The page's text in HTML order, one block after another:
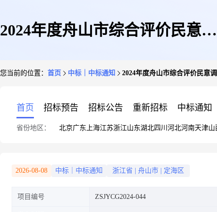
2024年度舟山市综合评价民意调
您当前的位置： 首页 中标｜中标通知 2024年度舟山市综合评价民意
首页 招标预告 招标公告 重新招标 中标通知
省份地区： 北京广东 上海江苏浙江山东湖北四川 河北河南天津山
2026-08-08 中标｜中标通知 浙江省 舟山市 定海区
项目编号 ZSJYCG2024-044